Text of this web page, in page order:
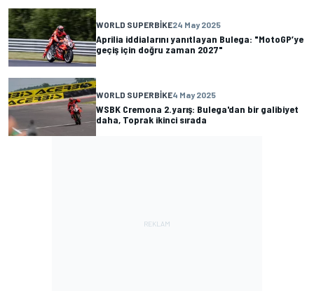
WORLD SUPERBIKE24 May 2025
Aprilia iddialarını yanıtlayan Bulega: "MotoGP’ye
geçiş için doğru zaman 2027"
WORLD SUPERBIKE4 May 2025
WSBK Cremona 2.yarış: Bulega'dan bir galibiyet
daha, Toprak ikinci sırada